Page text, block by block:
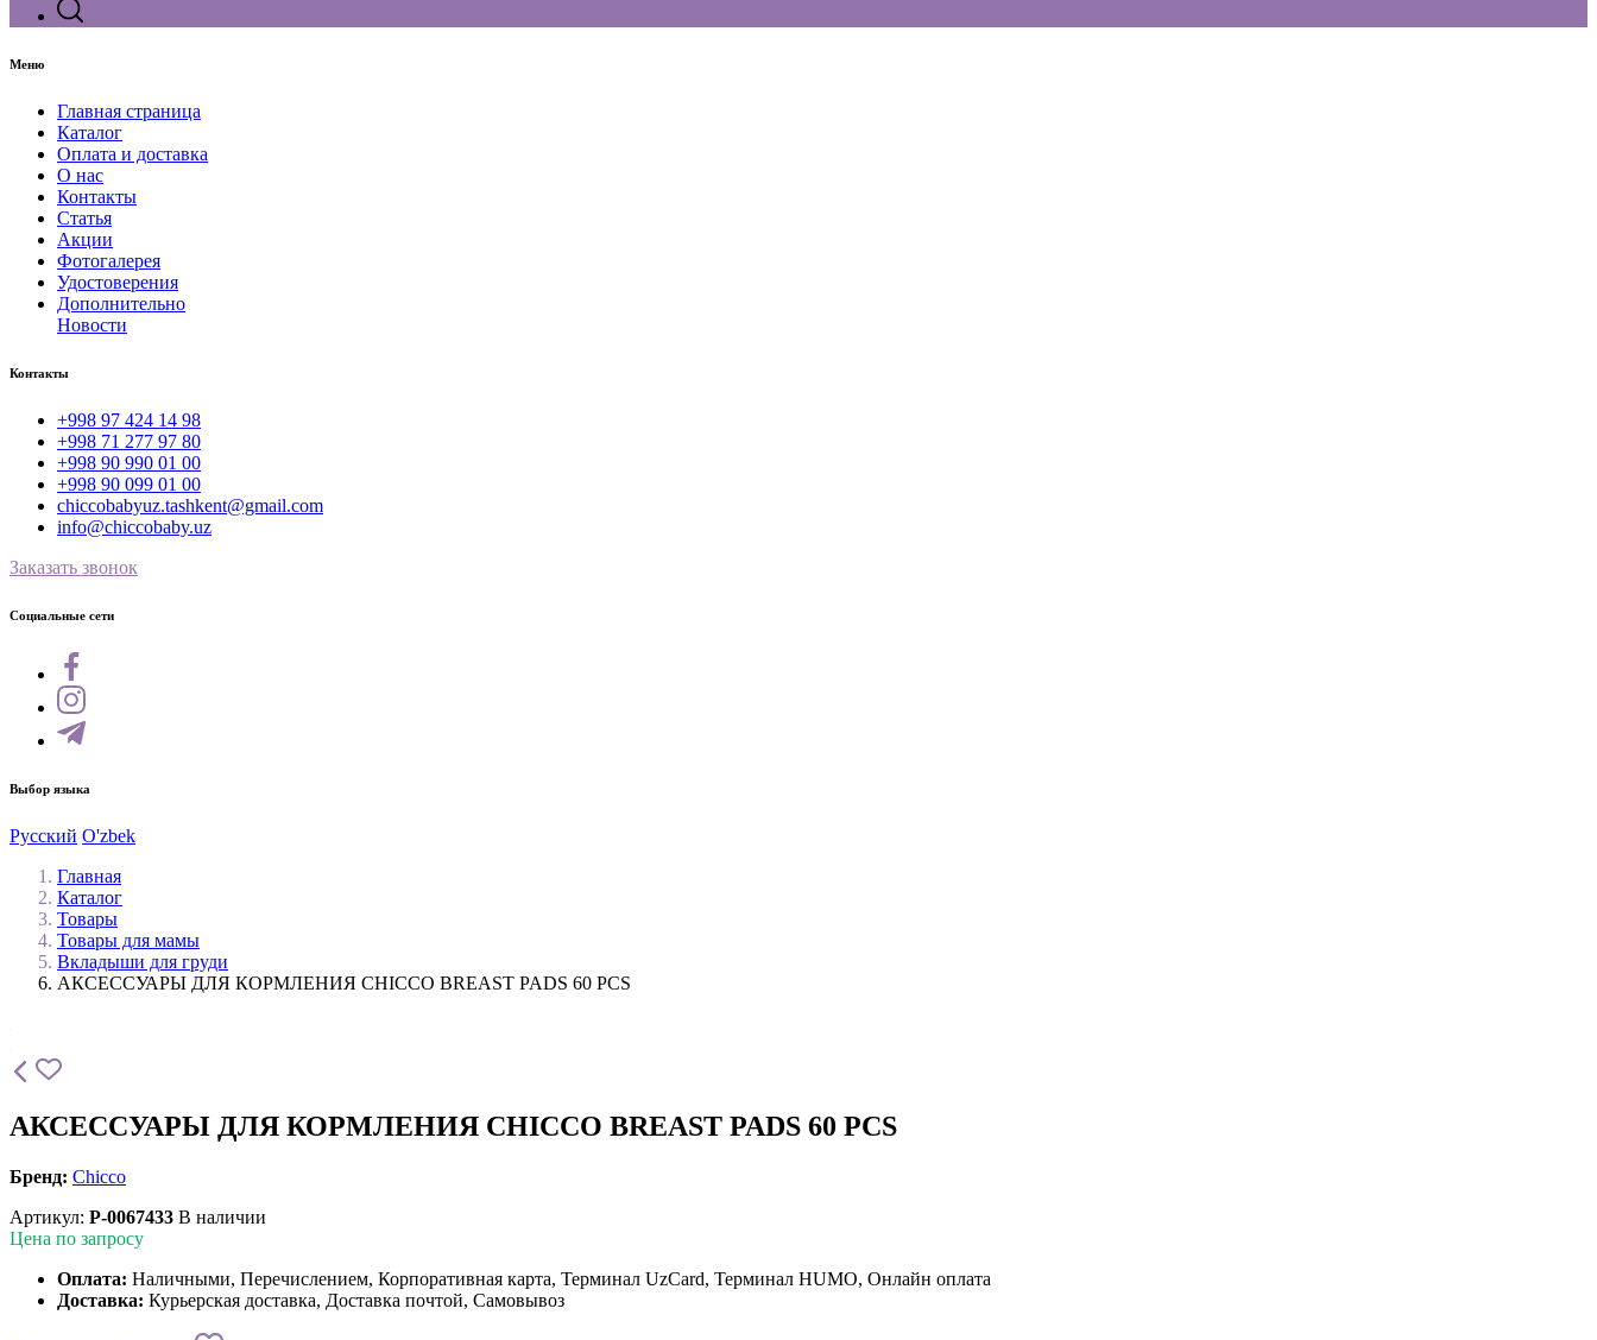
Меню
Главная страница
Каталог
Оплата и доставка
О нас
Контакты
Статья
Акции
Фотогалерея
Удостоверения
Дополнительно
Новости
Контакты
+998 97 424 14 98
+998 71 277 97 80
+998 90 990 01 00
+998 90 099 01 00
chiccobabyuz.tashkent@gmail.com
info@chiccobaby.uz
Заказать звонок
Социальные сети
Выбор языка
Русский O'zbek
Главная
Каталог
Товары
Товары для мамы
Вкладыши для груди
АКСЕССУАРЫ ДЛЯ КОРМЛЕНИЯ CHICCO BREAST PADS 60 PCS
АКСЕССУАРЫ ДЛЯ КОРМЛЕНИЯ CHICCO BREAST PADS 60 PCS
Бренд: Chicco
Артикул: P-0067433 В наличии
Цена по запросу
Оплата: Наличными, Перечислением, Корпоративная карта, Терминал UzCard, Терминал HUMO, Онлайн оплата
Доставка: Курьерская доставка, Доставка почтой, Самовывоз